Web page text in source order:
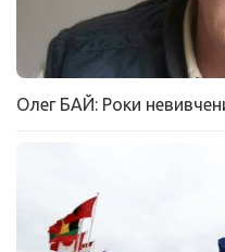
Олег БАЙ: Роки